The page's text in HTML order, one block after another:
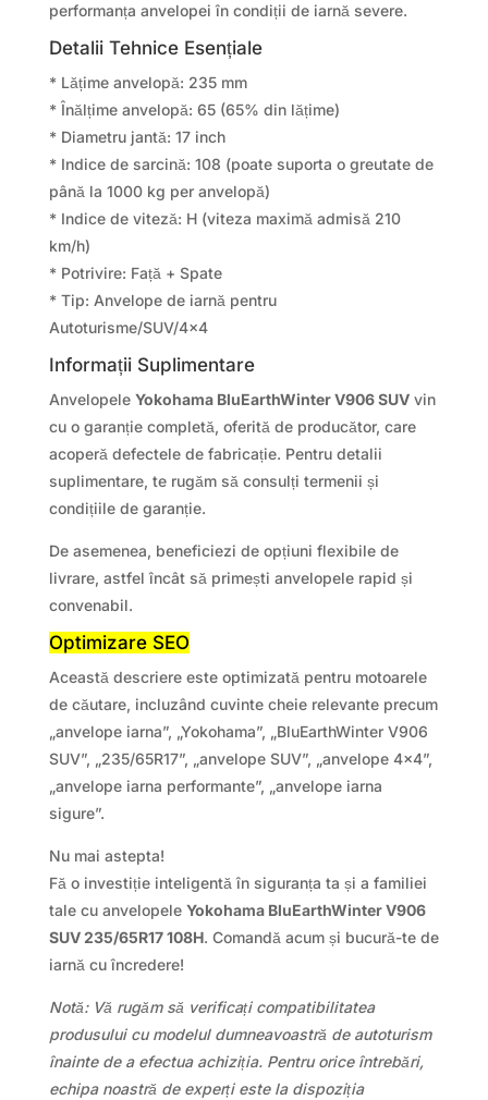
performanța anvelopei în condiții de iarnă severe.
Detalii Tehnice Esențiale
* Lățime anvelopă: 235 mm
* Înălțime anvelopă: 65 (65% din lățime)
* Diametru jantă: 17 inch
* Indice de sarcină: 108 (poate suporta o greutate de
până la 1000 kg per anvelopă)
* Indice de viteză: H (viteza maximă admisă 210
km/h)
* Potrivire: Față + Spate
* Tip: Anvelope de iarnă pentru
Autoturisme/SUV/4×4
Informații Suplimentare
Anvelopele Yokohama BluEarthWinter V906 SUVvin
cu o garanție completă, oferită de producător, care
acoperă defectele de fabricație. Pentru detalii
suplimentare, te rugăm să consulți termenii și
condițiile de garanție.
De asemenea, beneficiezi de opțiuni flexibile de
livrare, astfel încât să primești anvelopele rapid și
convenabil.
Optimizare SEO
Această descriere este optimizată pentru motoarele
de căutare, incluzând cuvinte cheie relevante precum
„anvelope iarna”, „Yokohama”, „BluEarthWinter V906
SUV”, „235/65R17”, „anvelope SUV”, „anvelope 4×4”,
„anvelope iarna performante”, „anvelope iarna
sigure”.
Nu mai astepta!
Fă o investiție inteligentă în siguranța ta și a familiei
tale cu anvelopele Yokohama BluEarthWinter V906
SUV 235/65R17 108H. Comandă acum și bucură-te de
iarnă cu încredere!
Notă: Vă rugăm să verificați compatibilitatea
produsului cu modelul dumneavoastră de autoturism
înainte de a efectua achiziția. Pentru orice întrebări,
echipa noastră de experți este la dispoziția